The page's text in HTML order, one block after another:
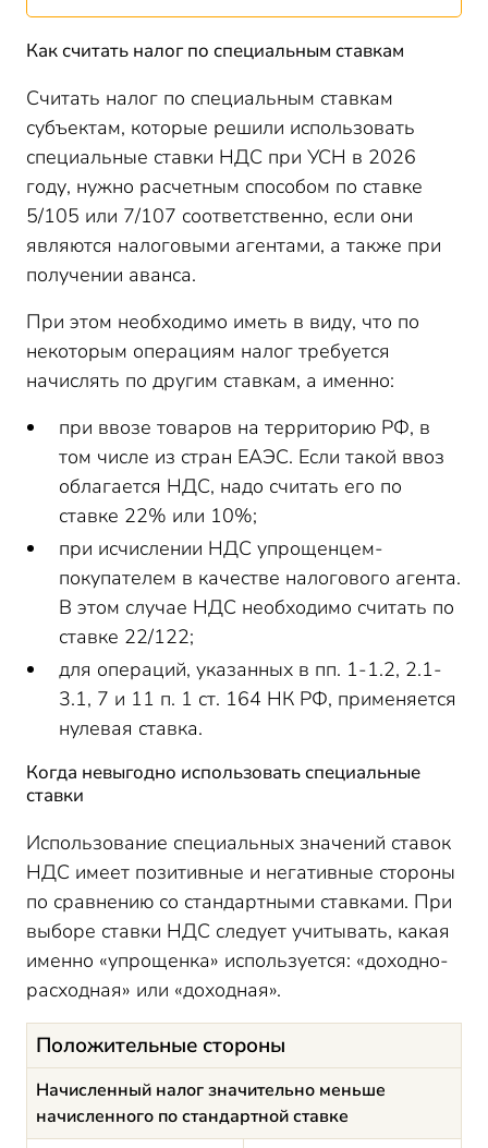
Как считать налог по специальным ставкам
Считать налог по специальным ставкам
субъектам, которые решили использовать
специальные ставки НДС при УСН в 2026
году, нужно расчетным способом по ставке
5/105 или 7/107 соответственно, если они
являются налоговыми агентами, а также при
получении аванса.
При этом необходимо иметь в виду, что по
некоторым операциям налог требуется
начислять по другим ставкам, а именно:
при ввозе товаров на территорию РФ, в
том числе из стран ЕАЭС. Если такой ввоз
облагается НДС, надо считать его по
ставке 22% или 10%;
при исчислении НДС упрощенцем-
покупателем в качестве налогового агента.
В этом случае НДС необходимо считать по
ставке 22/122;
для операций, указанных в пп. 1-1.2, 2.1-
3.1, 7 и 11 п. 1 ст. 164 НК РФ, применяется
нулевая ставка.
Когда невыгодно использовать специальные
ставки
Использование специальных значений ставок
НДС имеет позитивные и негативные стороны
по сравнению со стандартными ставками. При
выборе ставки НДС следует учитывать, какая
именно «упрощенка» используется: «доходно-
расходная» или «доходная».
Положительные стороны
Начисленный налог значительно меньше
начисленного по стандартной ставке